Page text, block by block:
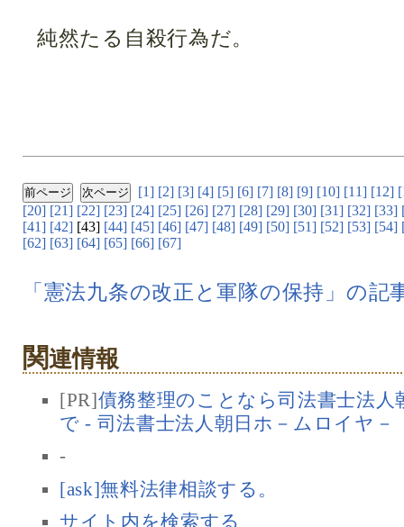
純然たる自殺行為だ。
[1] [2] [3] [4] [5] [6] [7] [8] [9] [10] [11] [12]
[20] [21] [22] [23] [24] [25] [26] [27] [28] [29] [30] [31] [32] [33]
[41] [42] [43] [44] [45] [46] [47] [48] [49] [50] [51] [52] [53] [54]
[62] [63] [64] [65] [66] [67]
「憲法九条の改正と軍隊の保持」の記
関連情報
[PR]債務整理のことなら司法書士法
で - 司法書士法人朝日ホ－ムロイヤ－
-
[ask]無料法律相談する。
サイト内を検索する